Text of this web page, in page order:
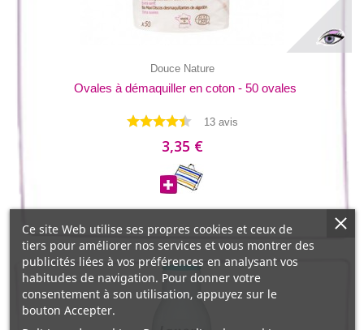
Douce Nature
Ovales à démaquiller en coton - 50 ovales
13 avis
3,35 €
Ce site Web utilise ses propres cookies et ceux de
tiers pour améliorer nos services et vous montrer des
publicités liées à vos préférences en analysant vos
habitudes de navigation. Pour donner votre
consentement à son utilisation, appuyez sur le
bouton Accepter.